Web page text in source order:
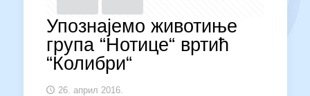
Упознајемо животиње
група “Нотице“ вртић
“Колибри“
26. април 2016.